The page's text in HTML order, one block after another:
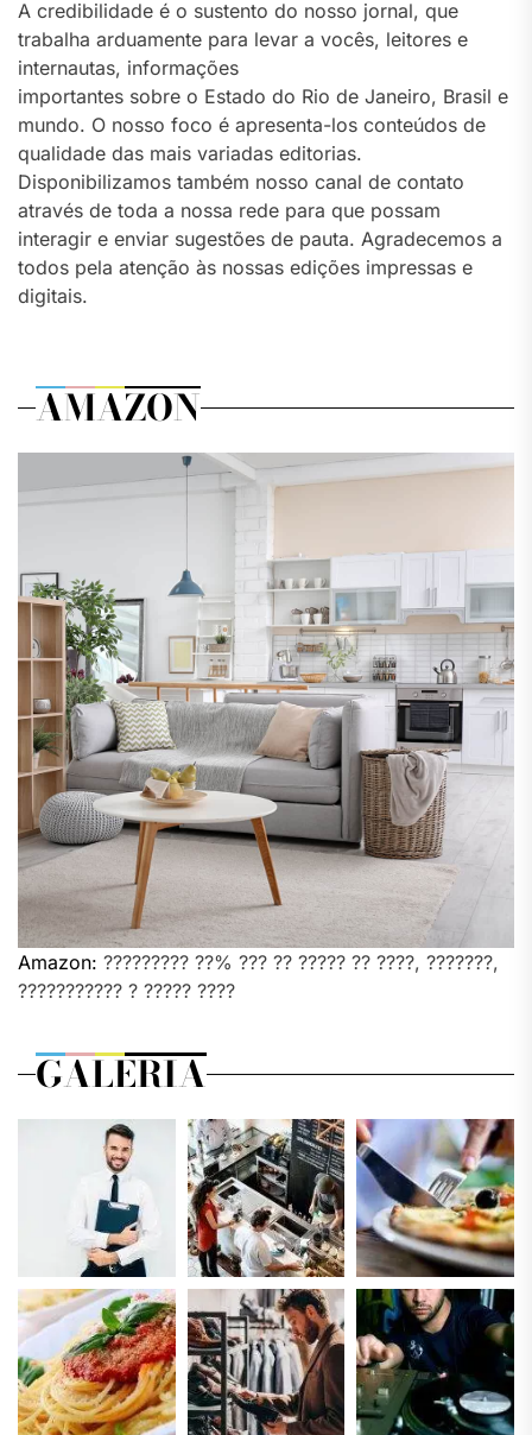
A credibilidade é o sustento do nosso jornal, que
trabalha arduamente para levar a vocês, leitores e
internautas, informações
importantes sobre o Estado do Rio de Janeiro, Brasil e
mundo. O nosso foco é apresenta-los conteúdos de
qualidade das mais variadas editorias.
Disponibilizamos também nosso canal de contato
através de toda a nossa rede para que possam
interagir e enviar sugestões de pauta. Agradecemos a
todos pela atenção às nossas edições impressas e
digitais.
AMAZON
Amazon: ????????? ??% ??? ?? ????? ?? ????, ???????,
??????????? ? ????? ????
GALERIA